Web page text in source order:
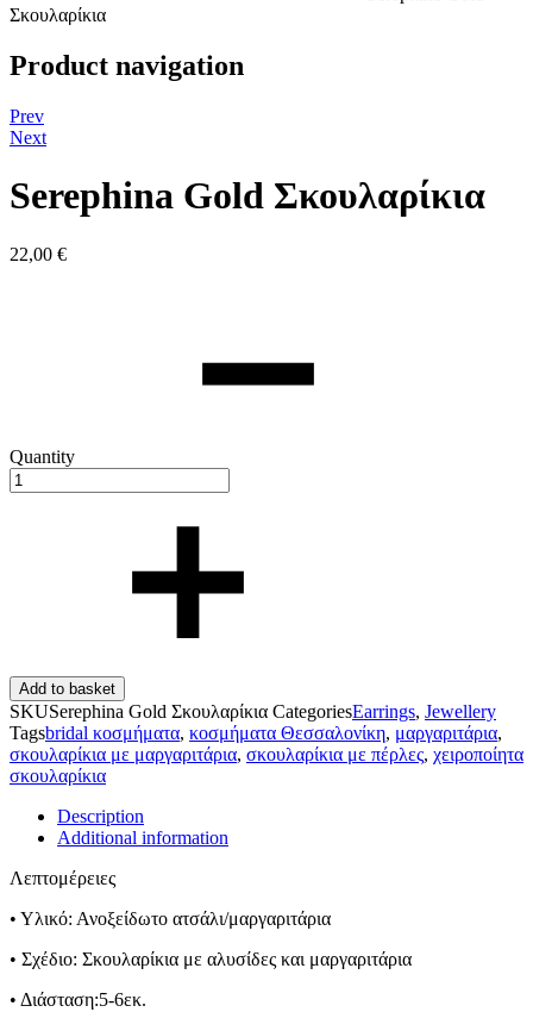
Σκουλαρίκια
Product navigation
Prev
Next
Serephina Gold Σκουλαρίκια
22,00 €
Quantity
Add to basket
SKUSerephina Gold Σκουλαρίκια CategoriesEarrings, Jewellery
Tagsbridal κοσμήματα, κοσμήματα Θεσσαλονίκη, μαργαριτάρια,
σκουλαρίκια με μαργαριτάρια, σκουλαρίκια με πέρλες, χειροποίητα
σκουλαρίκια
Description
Additional information
Λεπτομέρειες
• Υλικό: Ανοξείδωτο ατσάλι/μαργαριτάρια
• Σχέδιο: Σκουλαρίκια με αλυσίδες και μαργαριτάρια
• Διάσταση:5-6εκ.